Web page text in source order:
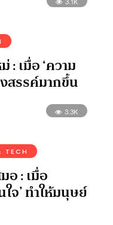
: เมื่อ ‘ความ
สรรค์มากขึ้น
3.3K
TECH
อ : เมื่อ
จ’ ทำให้มนุษย์